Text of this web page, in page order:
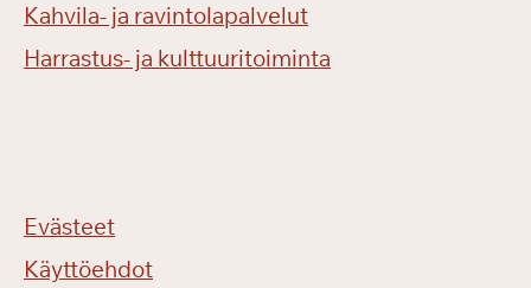
Kahvila- ja ravintolapalvelut
Harrastus- ja kulttuuritoiminta
Evästeet
Käyttöehdot